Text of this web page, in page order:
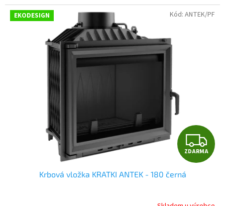
EKODESIGN
Z
D
ZDARMA
Krbová vložka KRATKI ANTEK - 180 černá
Kód: ANTEK/PF